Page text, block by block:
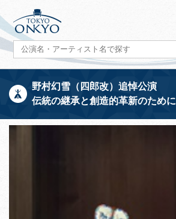
野村幻雪（四郎改）追悼公演
伝統の継承と創造的革新のために